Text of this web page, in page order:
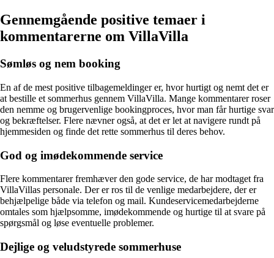
Gennemgående positive temaer i
kommentarerne om VillaVilla
Sømløs og nem booking
En af de mest positive tilbagemeldinger er, hvor hurtigt og nemt det er
at bestille et sommerhus gennem VillaVilla. Mange kommentarer roser
den nemme og brugervenlige bookingproces, hvor man får hurtige svar
og bekræftelser. Flere nævner også, at det er let at navigere rundt på
hjemmesiden og finde det rette sommerhus til deres behov.
God og imødekommende service
Flere kommentarer fremhæver den gode service, de har modtaget fra
VillaVillas personale. Der er ros til de venlige medarbejdere, der er
behjælpelige både via telefon og mail. Kundeservicemedarbejderne
omtales som hjælpsomme, imødekommende og hurtige til at svare på
spørgsmål og løse eventuelle problemer.
Dejlige og veludstyrede sommerhuse